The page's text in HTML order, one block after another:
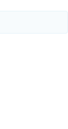
nu en
of hoger,